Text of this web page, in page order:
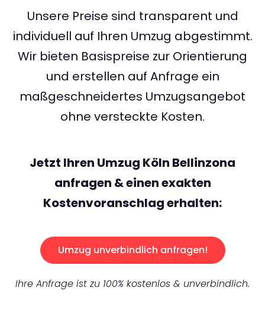
Unsere Preise sind transparent und
individuell auf Ihren Umzug abgestimmt.
Wir bieten Basispreise zur Orientierung
und erstellen auf Anfrage ein
maßgeschneidertes Umzugsangebot
ohne versteckte Kosten.
Jetzt Ihren Umzug Köln Bellinzona
anfragen & einen exakten
Kostenvoranschlag erhalten:
Umzug unverbindlich anfragen!
Ihre Anfrage ist zu 100% kostenlos & unverbindlich.